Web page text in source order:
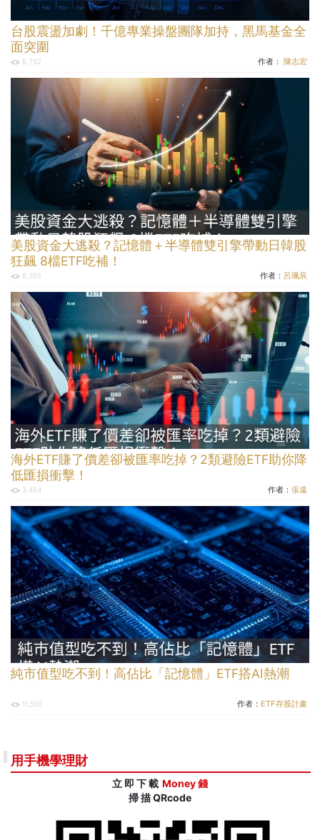
台股震盪加劇！千億專業操盤團隊加持，黑馬基金全
面突圍
6,792 作者： 陳志宏
美股資金大逃殺？記憶體＋半導體雙引擎帶動日韓股
狂飆 8檔ETF吃補！
8,265 作者： 呂珮辰
海外ETF賺了價差卻被匯率吃掉？2類避險ETF助你降
低匯損衝擊！
3,454 作者： 張遠
純市值型吃不到！高佔比「記憶體」ETF搭AI熱潮
11,506 作者： ETF存股計畫
用手機學理財
立 即 下 載 Money 錢
掃 描 QRcode